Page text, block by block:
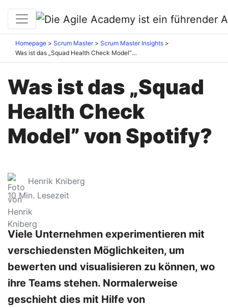
Homepage Scrum Master
Scrum Master Insights
Was ist das „Squad Health Check Model” von Spotify?
Was ist das „Squad
Health Check
Model” von Spotify?
Henrik Kniberg
10Min. Lesezeit
Viele Unternehmen experimentieren mit
verschiedensten Möglichkeiten, um
bewerten und visualisieren zu können, wo
ihre Teams stehen. Normalerweise
geschieht dies mit Hilfe von